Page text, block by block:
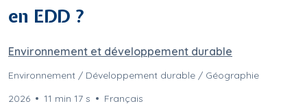
en EDD ?
Environnement et développement durable
Environnement / Développement durable / Géographie
2026
11 min 17 s Français